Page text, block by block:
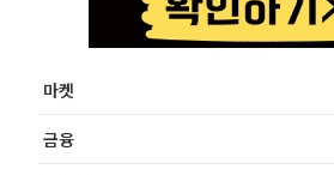
마켓
금융